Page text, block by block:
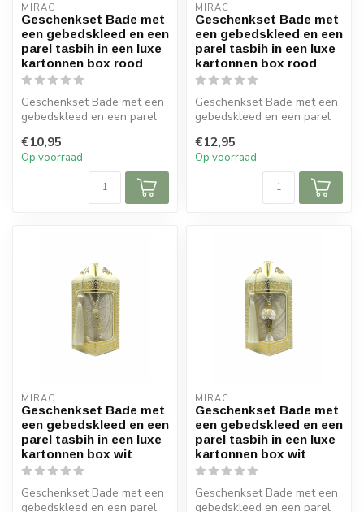
MIRAC
Geschenkset Bade met
een gebedskleed en een
parel tasbih in een luxe
kartonnen box rood
Geschenkset Bade met een
gebedskleed en een parel
b...
€10,95
Op voorraad
MIRAC
Geschenkset Bade met
een gebedskleed en een
parel tasbih in een luxe
kartonnen box rood
Geschenkset Bade met een
gebedskleed en een parel
b...
€12,95
Op voorraad
MIRAC
Geschenkset Bade met
een gebedskleed en een
parel tasbih in een luxe
kartonnen box wit
Geschenkset Bade met een
gebedskleed en een parel
MIRAC
Geschenkset Bade met
een gebedskleed en een
parel tasbih in een luxe
kartonnen box wit
Geschenkset Bade met een
gebedskleed en een parel